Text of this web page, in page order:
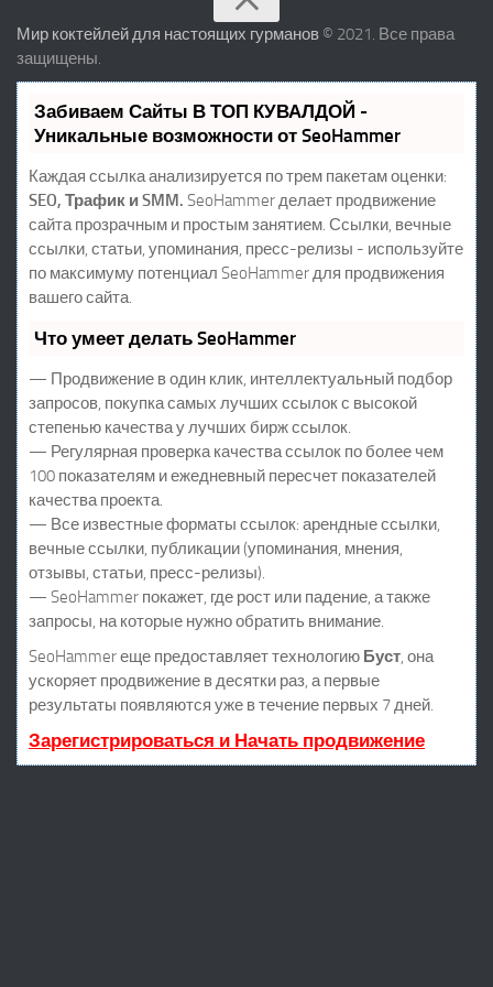
Мир коктейлей для настоящих гурманов © 2021. Все права
защищены.
Забиваем Сайты В ТОП КУВАЛДОЙ -
Уникальные возможности от SeoHammer
Каждая ссылка анализируется по трем пакетам оценки:
SEO, Трафик и SMM. SeoHammer делает продвижение
сайта прозрачным и простым занятием. Ссылки, вечные
ссылки, статьи, упоминания, пресс-релизы - используйте
по максимуму потенциал SeoHammer для продвижения
вашего сайта.
Что умеет делать SeoHammer
— Продвижение в один клик, интеллектуальный подбор
запросов, покупка самых лучших ссылок с высокой
степенью качества у лучших бирж ссылок.
— Регулярная проверка качества ссылок по более чем
100 показателям и ежедневный пересчет показателей
качества проекта.
— Все известные форматы ссылок: арендные ссылки,
вечные ссылки, публикации (упоминания, мнения,
отзывы, статьи, пресс-релизы).
— SeoHammer покажет, где рост или падение, а также
запросы, на которые нужно обратить внимание.
SeoHammer еще предоставляет технологию Буст, она
ускоряет продвижение в десятки раз, а первые
результаты появляются уже в течение первых 7 дней.
Зарегистрироваться и Начать продвижение